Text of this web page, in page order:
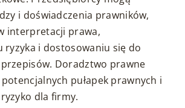
i doświadczenia prawników,
interpretacji prawa,
ryzyka i dostosowaniu się do
Doradztwo prawne
pułapek prawnych i
dla firmy.